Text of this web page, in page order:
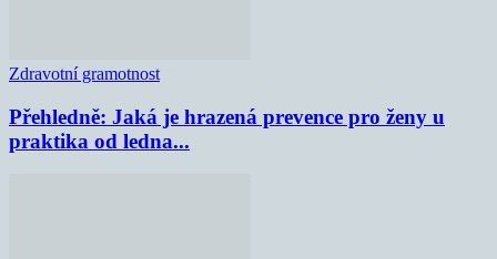
Zdravotní gramotnost
Přehledně: Jaká je hrazená prevence pro ženy u
praktika od ledna...